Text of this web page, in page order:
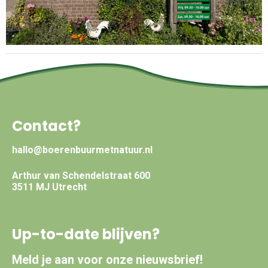
Contact?
hallo@boerenbuurmetnatuur.nl
Arthur van Schendelstraat 600
3511 MJ Utrecht
Up-to-date blijven?
Meld je aan voor onze nieuwsbrief!